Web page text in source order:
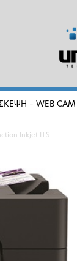
– WEB CAM
Inkjet ITS